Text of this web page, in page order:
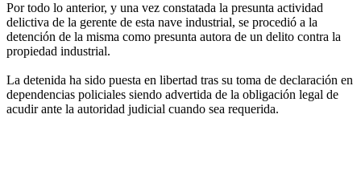
Por todo lo anterior, y una vez constatada la presunta actividad
delictiva de la gerente de esta nave industrial, se procedió a la
detención de la misma como presunta autora de un delito contra la
propiedad industrial.
La detenida ha sido puesta en libertad tras su toma de declaración en
dependencias policiales siendo advertida de la obligación legal de
acudir ante la autoridad judicial cuando sea requerida.